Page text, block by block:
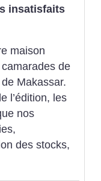
insatisfaits
maison
de
Makassar.
l’édition, les
nos
des stocks,